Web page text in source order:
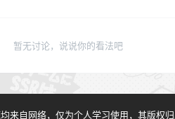
暂无讨论，说说你的看法吧
来自网络，仅为个人学习使用，其版权